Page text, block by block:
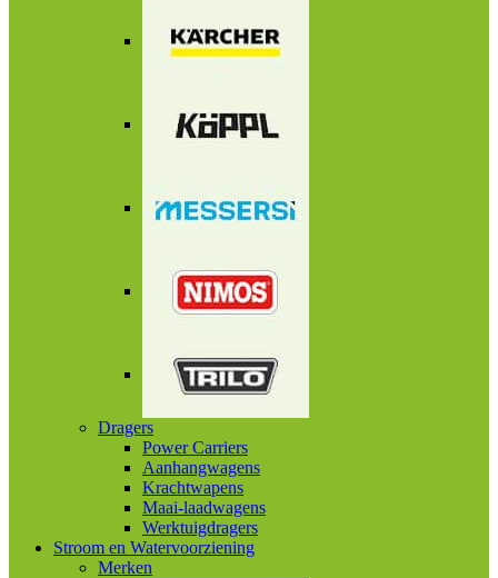
Dragers
Power Carriers
Aanhangwagens
Krachtwapens
Maai-laadwagens
Werktuigdragers
Stroom en Watervoorziening
Merken